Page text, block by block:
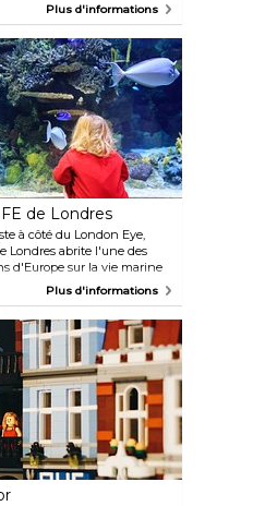
altitude qui permettent aux
parcourez du désert à la
Conservatory,
les trompeuses plantes
vue imprenable sur Londres
Grande Pagode.
Plus d'informations
de Londres
à côté du London Eye,
Londres abrite l'une des
d'Europe sur la vie marine
espèces, 14 zones
de litres d'eau. Parmi
trouverez les
les requins zèbres et les
interactives sont
pourrez ainsi assister à
observer les requins
de nourrir les raies vous-
marcher « sous l'océan »
Plus d'informations